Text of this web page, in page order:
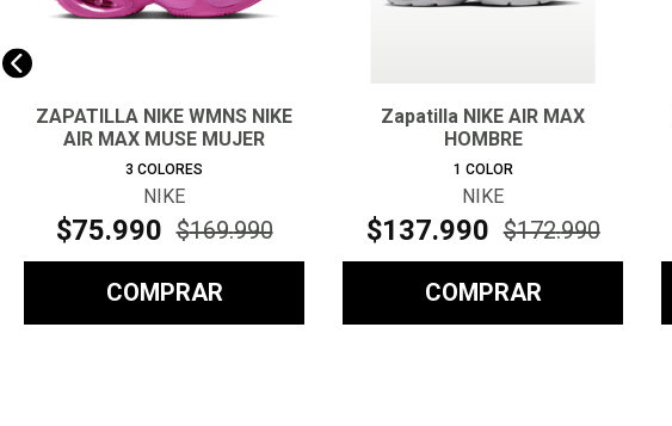
ZAPATILLA NIKE WMNS NIKE
AIR MAX MUSE MUJER
3 COLORES
NIKE
$75.990 $169.990
COMPRAR
Zapatilla NIKE AIR MAX
HOMBRE
1 COLOR
NIKE
$137.990 $172.990
COMPRAR